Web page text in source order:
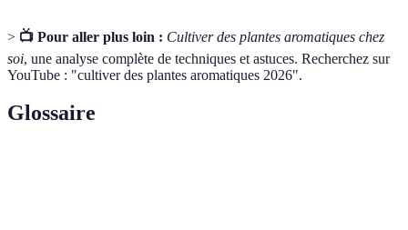
> 📺 Pour aller plus loin : Cultiver des plantes aromatiques chez
soi, une analyse complète de techniques et astuces. Recherchez sur
YouTube : "cultiver des plantes aromatiques 2026".
Glossaire